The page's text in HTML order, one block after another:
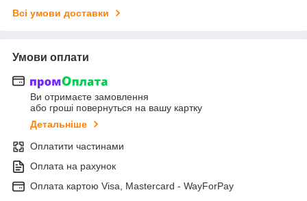
Всі умови доставки
Умови оплати
Ви отримаєте замовлення
або гроші повернуться на вашу картку
Детальніше
Оплатити частинами
Оплата на рахунок
Оплата картою Visa, Mastercard - WayForPay